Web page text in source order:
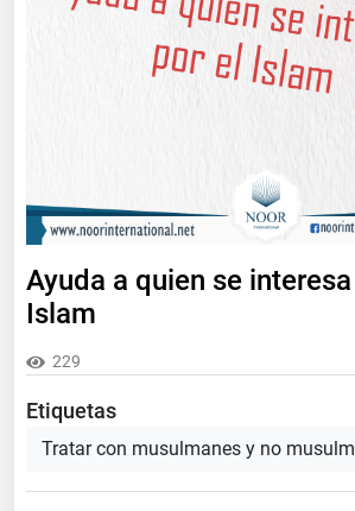
Ayuda a quien se interesa
Islam
229
Etiquetas
Tratar con musulmanes y no